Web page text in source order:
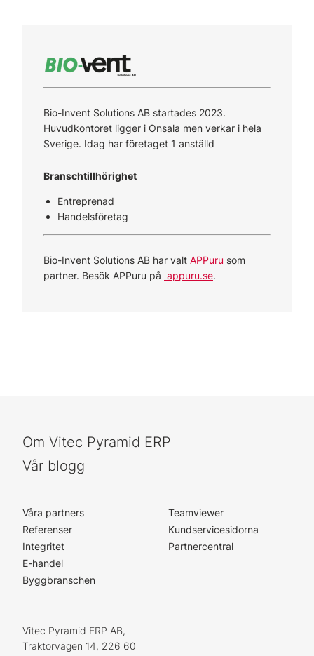
Bio-Invent Solutions AB startades 2023.
Huvudkontoret ligger i Onsala men verkar i hela
Sverige. Idag har företaget 1 anställd
Branschtillhörighet
Entreprenad
Handelsföretag
Bio-Invent Solutions AB har valt APPuru som
partner. Besök APPuru på appuru.se.
Om Vitec Pyramid ERP
Vår blogg
Våra partners
Referenser
Integritet
E-handel
Byggbranschen
Teamviewer
Kundservicesidorna
Partnercentral
Vitec Pyramid ERP AB,
Traktorvägen 14, 226 60